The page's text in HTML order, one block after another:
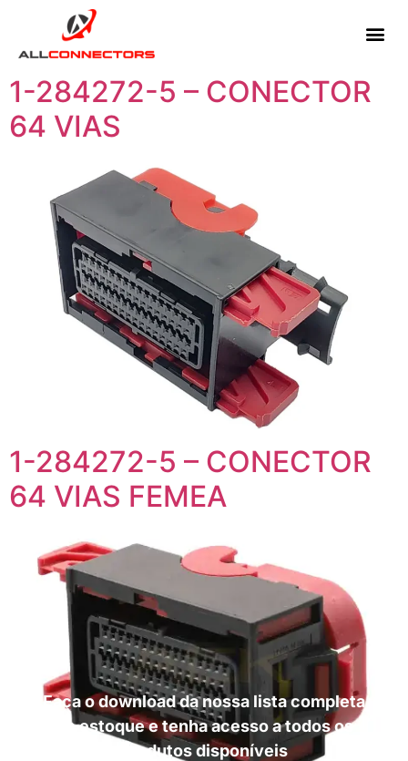
1-284272-5 – CONECTOR
64 VIAS
1-284272-5 – CONECTOR
64 VIAS FEMEA
Faça o download da nossa lista completa
de estoque e tenha acesso a todos os
produtos disponíveis